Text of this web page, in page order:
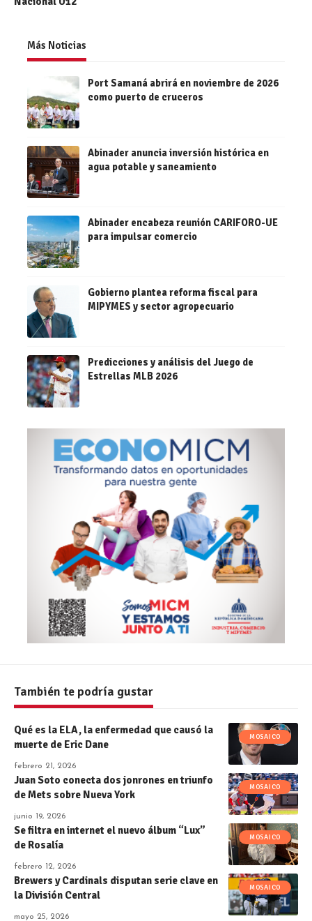
Más Noticias
Port Samaná abrirá en noviembre de 2026
como puerto de cruceros
Abinader anuncia inversión histórica en
agua potable y saneamiento
Abinader encabeza reunión CARIFORO-UE
para impulsar comercio
Gobierno plantea reforma fiscal para
MIPYMES y sector agropecuario
Predicciones y análisis del Juego de
Estrellas MLB 2026
También te podría gustar
MOSAICO
Qué es la ELA, la enfermedad que causó la
muerte de Eric Dane
febrero 21, 2026
MOSAICO
Juan Soto conecta dos jonrones en triunfo
de Mets sobre Nueva York
junio 19, 2026
MOSAICO
Se filtra en internet el nuevo álbum “Lux”
de Rosalía
febrero 12, 2026
MOSAICO
Brewers y Cardinals disputan serie clave en
la División Central
mayo 25, 2026